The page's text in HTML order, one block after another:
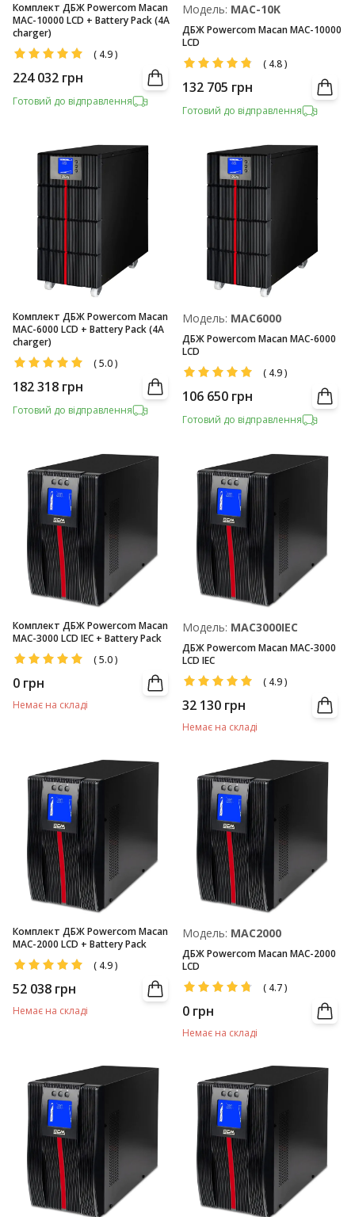
Комплект ДБЖ Powercom Macan
MAC-10000 LCD + Battery Pack (4A
charger)
( 4.9)
224 032 грн
Готовий до відправлення
Модель: MAC-10K
ДБЖ Powercom Macan MAC-10000
LCD
( 4.8)
132 705 грн
Готовий до відправлення
Комплект ДБЖ Powercom Macan
MAC-6000 LCD + Battery Pack (4A
charger)
(5.0)
182 318 грн
Готовий до відправлення
Модель: MAC6000
ДБЖ Powercom Macan MAC-6000
LCD
( 4.9)
106 650 грн
Готовий до відправлення
Комплект ДБЖ Powercom Macan
MAC-3000 LCD IEC + Battery Pack
(5.0)
0 грн
Немає на складі
Модель: MAC3000IEC
ДБЖ Powercom Macan MAC-3000
LCD IEC
( 4.9)
32 130 грн
Немає на складі
Комплект ДБЖ Powercom Macan
MAC-2000 LCD + Battery Pack
( 4.9)
52 038 грн
Немає на складі
Модель: MAC2000
ДБЖ Powercom Macan MAC-2000
LCD
( 4.7)
0 грн
Немає на складі